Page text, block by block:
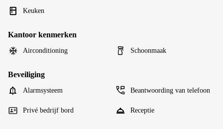
Keuken
Kantoor kenmerken
Airconditioning Schoonmaak
Beveiliging
Alarmsysteem Beantwoording van telefoon
Privé bedrijf bord Receptie